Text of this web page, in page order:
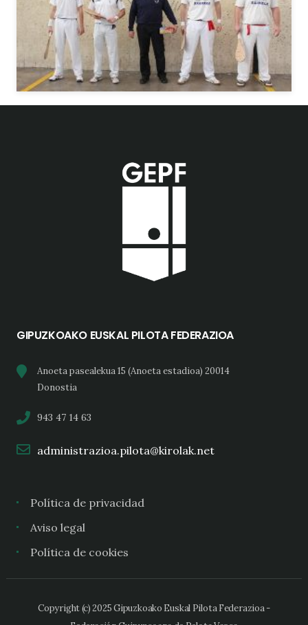
GIPUZKOAKO EUSKAL PILOTA FEDERAZIOA
Anoeta pasealekua 15 (Anoeta estadioa) 20014
Donostia
943 47 14 63
administrazioa.pilota@kirolak.net
Política de privacidad
Aviso legal
Política de cookies
Copyright (c) 2025 Gipuzkoako Euskal Pilota Federazioa -